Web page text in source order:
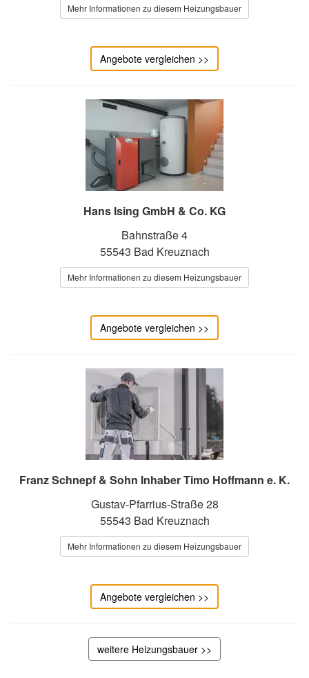
Mehr Informationen zu diesem Heizungsbauer
Angebote vergleichen >>
Hans Ising GmbH & Co. KG
Bahnstraße 4
55543 Bad Kreuznach
Mehr Informationen zu diesem Heizungsbauer
Angebote vergleichen >>
Franz Schnepf & Sohn Inhaber Timo Hoffmann e. K.
Gustav-Pfarrius-Straße 28
55543 Bad Kreuznach
Mehr Informationen zu diesem Heizungsbauer
Angebote vergleichen >>
weitere Heizungsbauer >>